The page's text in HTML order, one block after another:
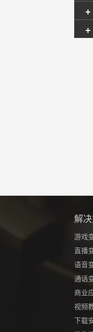
+
+
解
游戏
直播
语音
通话
商业
视频
下载